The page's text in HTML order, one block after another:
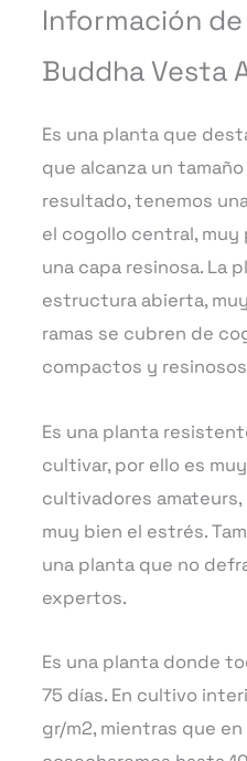
Información
Buddha Vesta
Es una planta que
que alcanza un
resultado, tenemos
el cogollo central,
una capa resinosa. La
estructura abierta,
ramas se cubren de
compactos y
Es una planta
cultivar, por ello es
cultivadores
muy bien el estrés.
una planta que no
expertos.
Es una planta donde
75 días. En cultivo
gr/m2, mientras que